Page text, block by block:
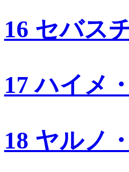
16 セバス
17 ハイメ
18 ヤルノ